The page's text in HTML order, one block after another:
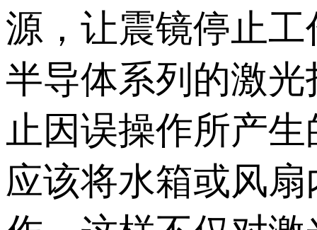
源，让震镜停止
半导体系列的激
止因误操作所产
应该将水箱或风